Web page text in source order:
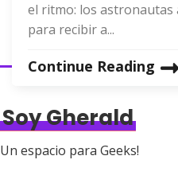
el ritmo: los
para recibir a...
Continue Reading
Soy Gherald
Un espacio para Geeks!